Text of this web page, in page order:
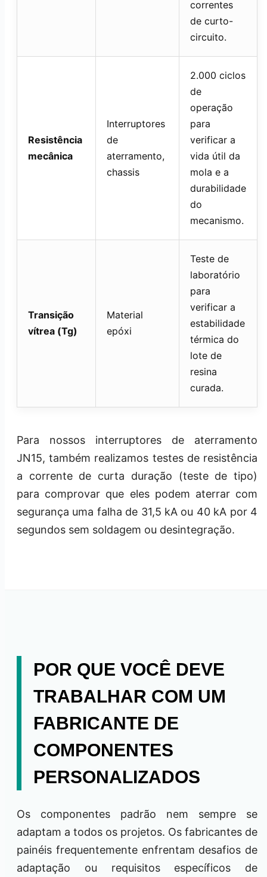
correntes
de curto-
circuito.
Resistência
mecânica
Interruptores
de
aterramento,
chassis
2.000 ciclos
de
operação
para
verificar a
vida útil da
mola e a
durabilidade
do
mecanismo.
Transição
vítrea (Tg)
Material
epóxi
Teste de
laboratório
para
verificar a
estabilidade
térmica do
lote de
resina
curada.
Para nossos interruptores de aterramento
JN15, também realizamos testes de resistência
a corrente de curta duração (teste de tipo)
para comprovar que eles podem aterrar com
segurança uma falha de 31,5 kA ou 40 kA por 4
segundos sem soldagem ou desintegração.
POR QUE VOCÊ DEVE
TRABALHAR COM UM
FABRICANTE DE
COMPONENTES
PERSONALIZADOS
Os componentes padrão nem sempre se
adaptam a todos os projetos. Os fabricantes de
painéis frequentemente enfrentam desafios de
adaptação ou requisitos específicos de